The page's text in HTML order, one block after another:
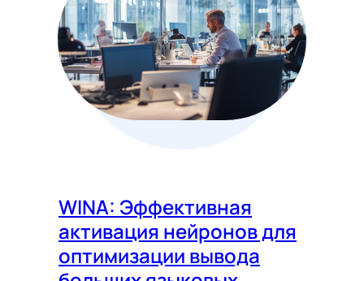
WINA: Эффективная
активация нейронов для
оптимизации вывода